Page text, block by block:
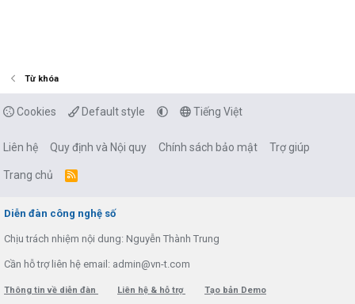
Từ khóa
Cookies Default style Tiếng Việt
Liên hệ Quy định và Nội quy Chính sách bảo mật Trợ giúp
Trang chủ
R
Diễn đàn công nghệ số
Chịu trách nhiệm nội dung: Nguyễn Thành Trung
Cần hỗ trợ liên hệ email: admin@vn-t.com
Thông tin về diễn đàn Liên hệ & hỗ trợ Tạo bản Demo